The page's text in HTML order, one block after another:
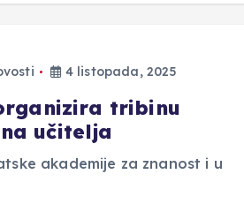
4 listopada, 2025
tribinu
učitelja
akademije za znanost i u